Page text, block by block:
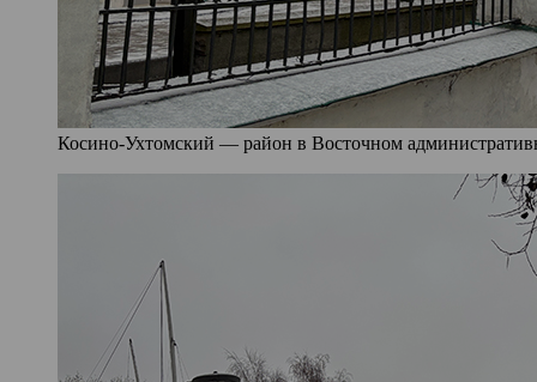
Косино-Ухтомский — район в Восточном